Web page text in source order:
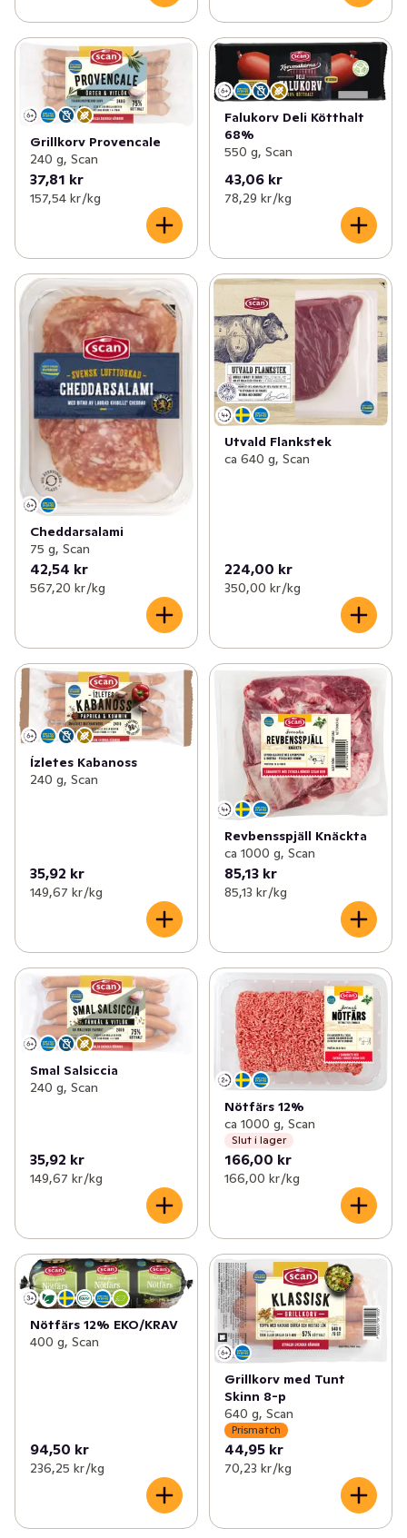
Grillkorv Provencale
240 g, Scan
37,81 kr
157,54 kr /kg
Falukorv Deli Kötthalt
68%
550 g, Scan
43,06 kr
78,29 kr /kg
Cheddarsalami
75 g, Scan
42,54 kr
567,20 kr /kg
Utvald Flankstek
ca 640 g, Scan
224,00 kr
350,00 kr /kg
Ízletes Kabanoss
240 g, Scan
35,92 kr
149,67 kr /kg
Revbensspjäll Knäckta
ca 1000 g, Scan
85,13 kr
85,13 kr /kg
Smal Salsiccia
240 g, Scan
35,92 kr
149,67 kr /kg
Nötfärs 12%
ca 1000 g, Scan
Slut i lager
166,00 kr
166,00 kr /kg
Nötfärs 12% EKO/KRAV
400 g, Scan
94,50 kr
236,25 kr /kg
Grillkorv med Tunt
Skinn 8-p
640 g, Scan
Prismatch
44,95 kr
70,23 kr /kg